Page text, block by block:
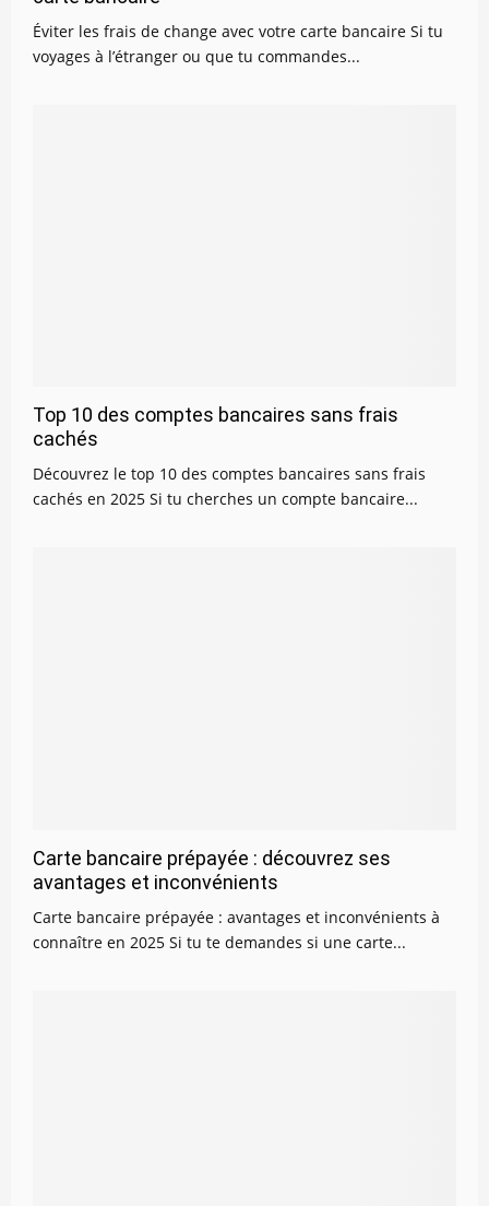
Éviter les frais de change avec votre carte bancaire Si tu
voyages à l’étranger ou que tu commandes...
Top 10 des comptes bancaires sans frais
cachés
Découvrez le top 10 des comptes bancaires sans frais
cachés en 2025 Si tu cherches un compte bancaire...
Carte bancaire prépayée : découvrez ses
avantages et inconvénients
Carte bancaire prépayée : avantages et inconvénients à
connaître en 2025 Si tu te demandes si une carte...